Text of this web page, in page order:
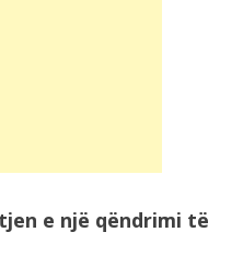
e një qëndrimi të